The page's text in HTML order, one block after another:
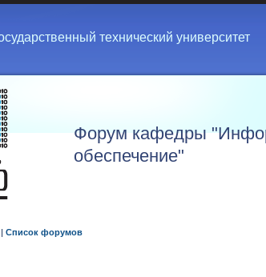
технический университет
Форум кафедры
обеспечение"
| Список форумов